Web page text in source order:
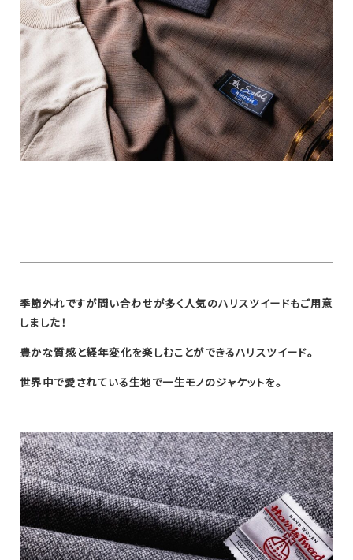
季節外れですが問い合わせが多く人気のハリスツイードもご用意
しました！
豊かな質感と経年変化を楽しむことができるハリスツイード。
世界中で愛されている生地で一生モノのジャケットを。